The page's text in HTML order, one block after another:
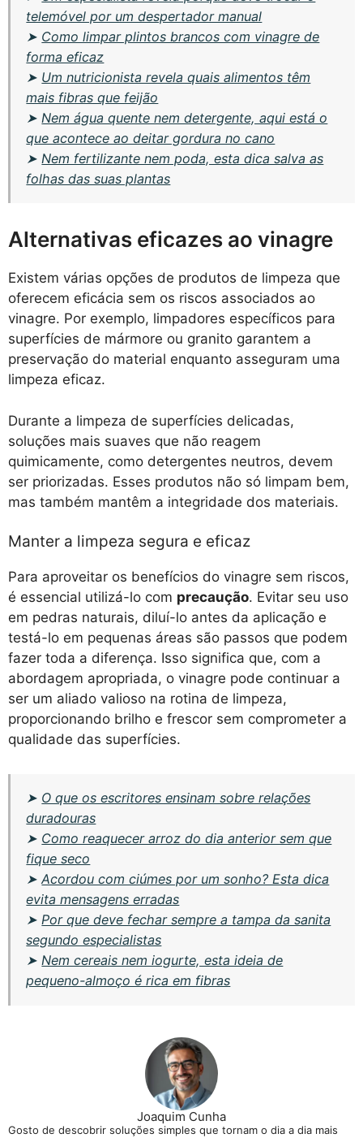
telemóvel por um despertador manual
➤ Como limpar plintos brancos com vinagre de
forma eficaz
➤ Um nutricionista revela quais alimentos têm
mais fibras que feijão
➤ Nem água quente nem detergente, aqui está o
que acontece ao deitar gordura no cano
➤ Nem fertilizante nem poda, esta dica salva as
folhas das suas plantas
Alternativas eficazes ao vinagre
Existem várias opções de produtos de limpeza que
oferecem eficácia sem os riscos associados ao
vinagre. Por exemplo, limpadores específicos para
superfícies de mármore ou granito garantem a
preservação do material enquanto asseguram uma
limpeza eficaz.
Durante a limpeza de superfícies delicadas,
soluções mais suaves que não reagem
quimicamente, como detergentes neutros, devem
ser priorizadas. Esses produtos não só limpam bem,
mas também mantêm a integridade dos materiais.
Manter a limpeza segura e eficaz
Para aproveitar os benefícios do vinagre sem riscos,
é essencial utilizá-lo com precaução. Evitar seu uso
em pedras naturais, diluí-lo antes da aplicação e
testá-lo em pequenas áreas são passos que podem
fazer toda a diferença. Isso significa que, com a
abordagem apropriada, o vinagre pode continuar a
ser um aliado valioso na rotina de limpeza,
proporcionando brilho e frescor sem comprometer a
qualidade das superfícies.
➤ O que os escritores ensinam sobre relações
duradouras
➤ Como reaquecer arroz do dia anterior sem que
fique seco
➤Acordou com ciúmes por um sonho? Esta dica
evita mensagens erradas
➤Por que deve fechar sempre a tampa da sanita
segundo especialistas
➤Nem cereais nem iogurte, esta ideia de
pequeno-almoço é rica em fibras
Joaquim Cunha
Gosto de descobrir soluções simples que tornam o dia a dia mais